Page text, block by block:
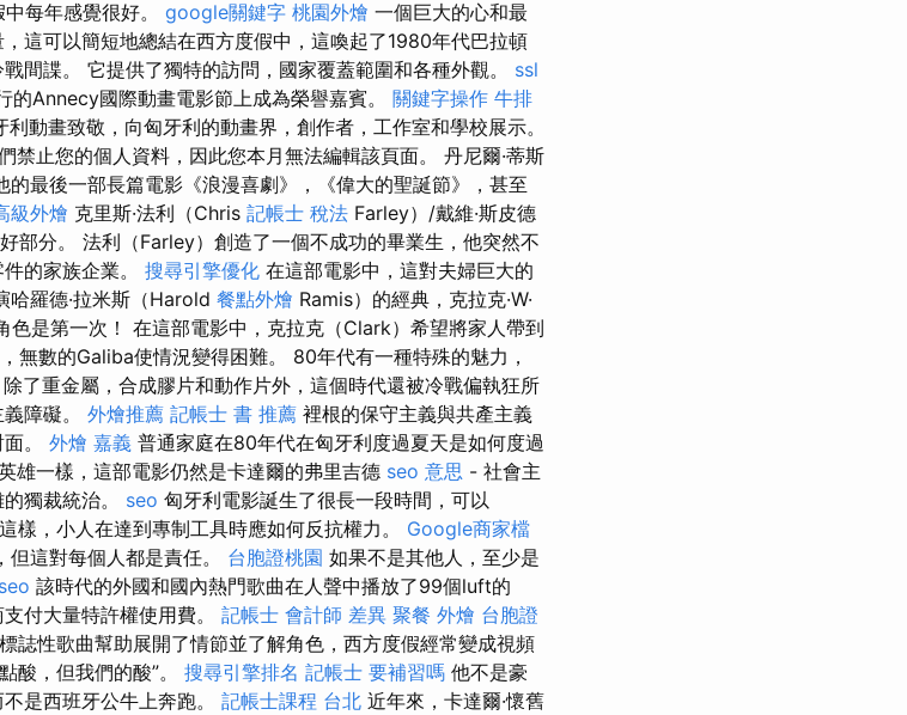
每年感覺很好。 google關鍵字 桃園外燴 一個巨大的心和最
這可以簡短地總結在西方度假中，這喚起了1980年代巴拉頓
間諜。 它提供了獨特的訪問，國家覆蓋範圍和各種外觀。 ssl
Annecy國際動畫電影節上成為榮譽嘉賓。 關鍵字操作 牛排
動畫致敬，向匈牙利的動畫界，創作者，工作室和學校展示。
禁止您的個人資料，因此您本月無法編輯該頁面。 丹尼爾·蒂斯
的最後一部長篇電影《浪漫喜劇》，《偉大的聖誕節》，甚至
級外燴 克里斯·法利（Chris 記帳士 稅法 Farley）/戴維·斯皮德
部分。 法利（Farley）創造了一個不成功的畢業生，他突然不
的家族企業。 搜尋引擎優化 在這部電影中，這對夫婦巨大的
哈羅德·拉米斯（Harold 餐點外燴 Ramis）的經典，克拉克·W·
是第一次！ 在這部電影中，克拉克（Clark）希望將家人帶到
無數的Galiba使情況變得困難。 80年代有一種特殊的魅力，
除了重金屬，合成膠片和動作片外，這個時代還被冷戰偏執狂所
障礙。 外燴推薦 記帳士 書 推薦 裡根的保守主義與共產主義
。 外燴 嘉義 普通家庭在80年代在匈牙利度過夏天是如何度過
雄一樣，這部電影仍然是卡達爾的弗里吉德 seo 意思 - 社會主
獨裁統治。 seo 匈牙利電影誕生了很長一段時間，可以
樣，小人在達到專制工具時應如何反抗權力。 Google商家檔
這對每個人都是責任。 台胞證桃園 如果不是其他人，至少是
該時代的外國和國內熱門歌曲在人聲中播放了99個luft的
付大量特許權使用費。 記帳士 會計師 差異 聚餐 外燴 台胞證
誌性歌曲幫助展開了情節並了解角色，西方度假經常變成視頻
酸，但我們的酸”。 搜尋引擎排名 記帳士 要補習嗎 他不是豪
是西班牙公牛上奔跑。 記帳士課程 台北 近年來，卡達爾·懷舊